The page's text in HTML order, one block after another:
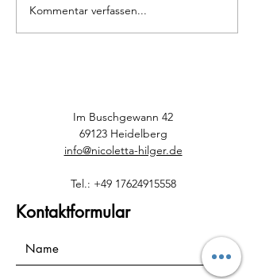
Grundlagen für guten
erholsamen Schlaf
Kommentar verfassen...
Im Buschgewann 42
69123 Heidelberg
info@nicoletta-hilger.de
Tel.: +49 17624915558
Kontaktformular